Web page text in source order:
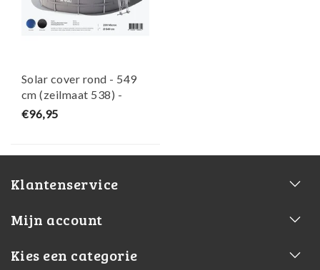
Solar cover rond - 549
cm (zeilmaat 538) -
Zwart/Blauw - W'eau
€96,95
Klantenservice
Mijn account
Kies een categorie